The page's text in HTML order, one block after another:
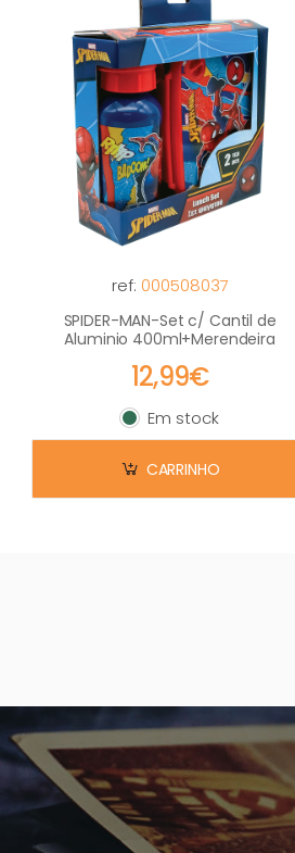
ref: 000508037
SPIDER-MAN-Set c/ Cantil de
Aluminio 400ml+Merendeira
12,99€
Em stock
Em stock
CARRINHO